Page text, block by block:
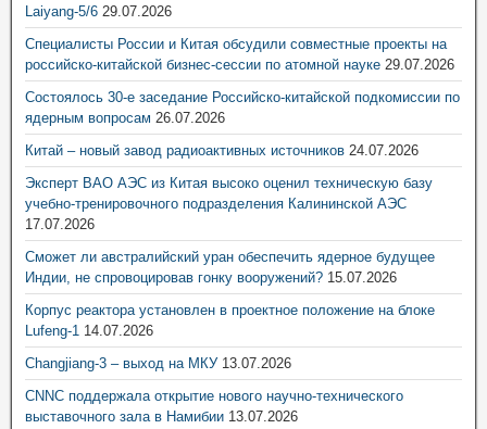
Laiyang-5/6 29.07.2026
Специалисты России и Китая обсудили совместные проекты на
российско-китайской бизнес-сессии по атомной науке 29.07.2026
Состоялось 30-е заседание Российско-китайской подкомиссии по
ядерным вопросам 26.07.2026
Китай – новый завод радиоактивных источников 24.07.2026
Эксперт ВАО АЭС из Китая высоко оценил техническую базу
учебно-тренировочного подразделения Калининской АЭС
17.07.2026
Сможет ли австралийский уран обеспечить ядерное будущее
Индии, не спровоцировав гонку вооружений? 15.07.2026
Корпус реактора установлен в проектное положение на блоке
Lufeng-1 14.07.2026
Changjiang-3 – выход на МКУ 13.07.2026
CNNC поддержала открытие нового научно-технического
выставочного зала в Намибии 13.07.2026